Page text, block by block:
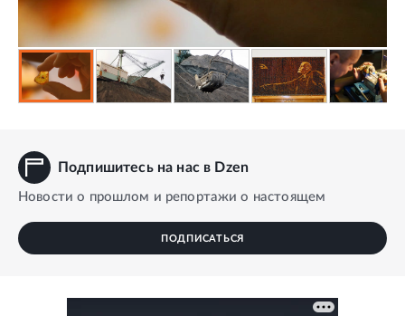
Подпишитесь на нас в Dzen
Новости о прошлом и репортажи о настоящем
ПОДПИСАТЬСЯ